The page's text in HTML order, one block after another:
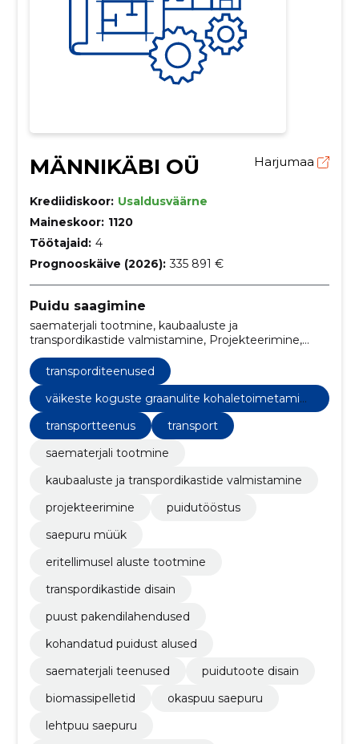
MÄNNIKÄBI OÜ Harjumaa
Krediidiskoor: Usaldusväärne
Maineskoor: 1120
Töötajaid: 4
Prognooskäive (2026): 335 891 €
Puidu saagimine
saematerjali tootmine, kaubaaluste ja
transpordikastide valmistamine, Projekteerimine,
eritellimusel aluste tootmine, transpordikastide disain,
puust pakendilahendused, kohandatud puidust
alused
transporditeenused
väikeste koguste graanulite kohaletoimetamin
transportteenus
transport
saematerjali tootmine
kaubaaluste ja transpordikastide valmistamine
projekteerimine
puidutööstus
saepuru müük
eritellimusel aluste tootmine
transpordikastide disain
puust pakendilahendused
kohandatud puidust alused
saematerjali teenused
puidutoote disain
biomassipelletid
okaspuu saepuru
lehtpuu saepuru